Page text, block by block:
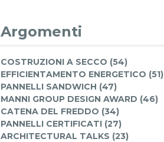
Argomenti
COSTRUZIONI A SECCO (54)
EFFICIENTAMENTO ENERGETICO (51)
PANNELLI SANDWICH (47)
MANNI GROUP DESIGN AWARD (46)
CATENA DEL FREDDO (34)
PANNELLI CERTIFICATI (27)
ARCHITECTURAL TALKS (23)